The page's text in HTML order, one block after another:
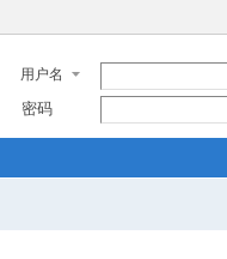
用户名
密码